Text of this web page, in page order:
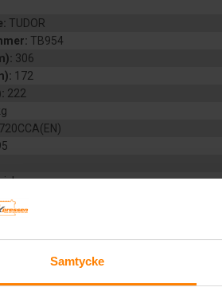
Samtycke
TUDOR
TB954
306
172
222
720CCA(EN)
VÄTSKEFYLLT
START BIL